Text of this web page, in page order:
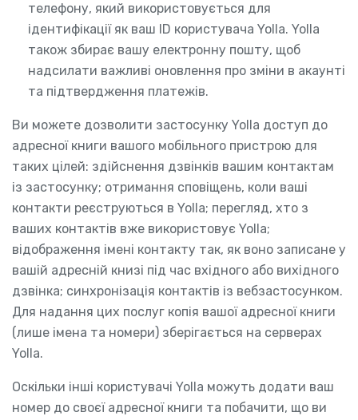
телефону, який використовується для
ідентифікації як ваш ID користувача Yolla. Yolla
також збирає вашу електронну пошту, щоб
надсилати важливі оновлення про зміни в акаунті
та підтвердження платежів.
Ви можете дозволити застосунку Yolla доступ до
адресної книги вашого мобільного пристрою для
таких цілей: здійснення дзвінків вашим контактам
із застосунку; отримання сповіщень, коли ваші
контакти реєструються в Yolla; перегляд, хто з
ваших контактів вже використовує Yolla;
відображення імені контакту так, як воно записане у
вашій адресній книзі під час вхідного або вихідного
дзвінка; синхронізація контактів із вебзастосунком.
Для надання цих послуг копія вашої адресної книги
(лише імена та номери) зберігається на серверах
Yolla.
Оскільки інші користувачі Yolla можуть додати ваш
номер до своєї адресної книги та побачити, що ви